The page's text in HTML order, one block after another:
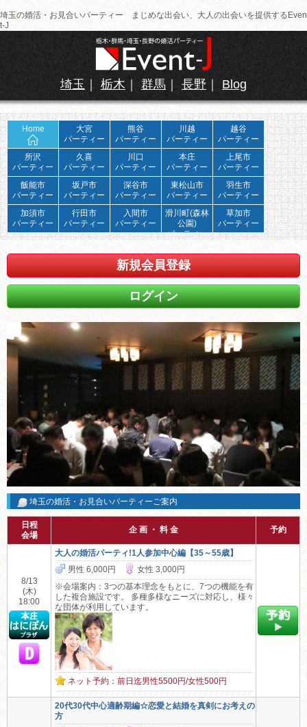
埼玉の婚活・お見合いパーティー まじめな出会い、大人の出会いを提供するEven
t-J
埼玉 ｜ 栃木 ｜ 群馬 ｜ 長野 ｜ Blog
Home
大宮
パーティー
熊谷
パーティー
川越
パーティー
越谷
パーティー
所沢
パーティー
久喜
パーティー
川口
パーティー
本庄
パーティー
上尾市
パーティー
飯能市
パーティー
坂戸市
パーティー
深谷市
パーティー
東松山市
パーティー
羽生市
パーティー
加須市
パーティー
行田市
パーティー
入間市
パーティー
滑川町(森林
公園)
パーティー
草加市
パーティー
新規会員登録
ログイン
埼玉の婚活・お見合いパーティーご案内
日程
会場
企 画 ・ 料 金 予約
8/13
(木)
18:00
大人の婚活パーティ!1人参加中心編【35～55歳】
男性 6,000円
女性 3,000円
※会場案内：3つの基本理念をもとに、7つの機能を有
した複合施設です。 多種多様なニーズに対応し、様々
な団体が利用しています。
ネット予約：前日迄男性5500円/女性500円
20代30代中心適齢期編☆恋愛と結婚を真剣にお考えの
方